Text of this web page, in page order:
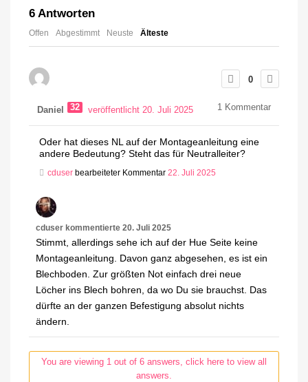
6 Antworten
Offen Abgestimmt Neuste Älteste
0
Daniel 32 veröffentlicht 20. Juli 2025 1 Kommentar
Oder hat dieses NL auf der Montageanleitung eine
andere Bedeutung? Steht das für Neutralleiter?
cduser bearbeiteter Kommentar 22. Juli 2025
cduser kommentierte 20. Juli 2025
Stimmt, allerdings sehe ich auf der Hue Seite keine
Montageanleitung. Davon ganz abgesehen, es ist ein
Blechboden. Zur größten Not einfach drei neue
Löcher ins Blech bohren, da wo Du sie brauchst. Das
dürfte an der ganzen Befestigung absolut nichts
ändern.
You are viewing 1 out of 6 answers, click here to view all
answers.